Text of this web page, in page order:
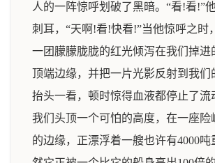
人的一阵惊呼划破了黑暗。“看!看!”
刺耳，“天啊!看!快看!”当他惊呼之时
一团朦朦胧胧的红光倾泻在我们掉进
顶端边缘，并把一片光影反射到我们
抬头一看，顿时惊得血液都停止了流
我们头顶一个可怕的高度，在一座险
的边缘，正漂浮着一艘也许有4000吨